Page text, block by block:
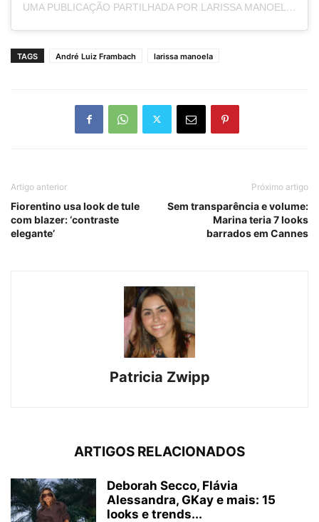
UMA PUBLICAÇÃO PARTILHADA POR LARISSA MANOELA (@LARISSAMANOELA)
TAGS André Luiz Frambach larissa manoela
Artigo anterior
Fiorentino usa look de tule
com blazer: ‘contraste
elegante’
Próximo artigo
Sem transparência e volume:
Marina teria 7 looks
barrados em Cannes
Patricia Zwipp
ARTIGOS RELACIONADOS
Deborah Secco, Flávia
Alessandra, GKay e mais: 15
looks e trends...